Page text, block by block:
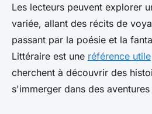
Les lecteurs peuvent explorer
variée, allant des récits de
passant par la poésie et la
Littéraire est une référence utile
cherchent à découvrir des
s'immerger dans des